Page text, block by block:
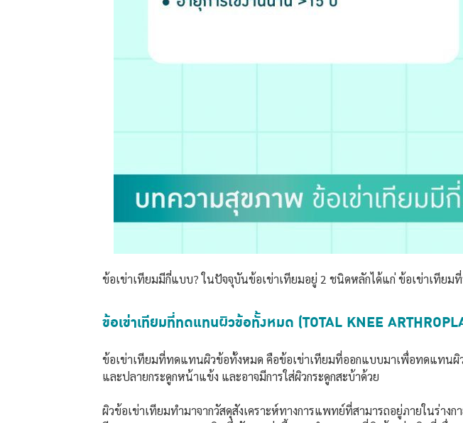
ข้อเข่าเทียมมีกี่แบบ? ในปัจจุบันข้อเข่าเทียมอยู่ 2 ชนิดหลักได้แก่ ข้อเข่าเที
ข้อเข่าเทียมที่ทดแทนผิวข้อทั้งหมด (TOTAL KNEE
ข้อเข่าเทียมที่ทดแทนผิวข้อทั้งหมด คือข้อเข่าเทียมที่ออกแบบมาเพื่อทดแทนผิ
และปลายกระดูกหน้าแข้ง และอาจมีการใส่ผิวกระดูกสะบ้าด้วย
ผิวข้อเข่าเทียมทำมาจากวัสดุสังเคราะห์ทางการแพทย์ที่สามารถอยู่ภายในร่า